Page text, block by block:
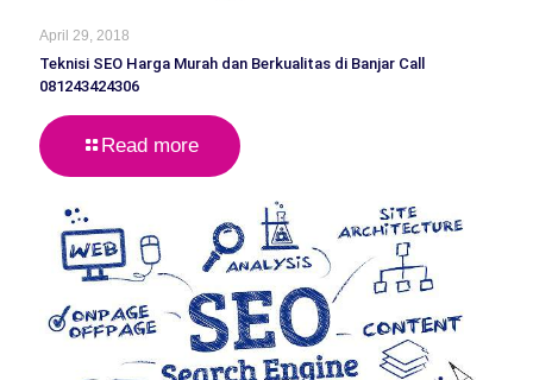
April 29, 2018
Teknisi SEO Harga Murah dan Berkualitas di Banjar Call
081243424306
Read more